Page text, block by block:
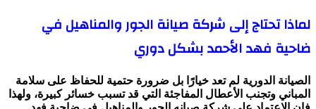
لماذا تحتاج إلى شركة صيانة الجور والمناهيل في
ضاحية فهد الأحمد بشكل دوري
الصيانة الدورية لم تعد خيارًا بل ضرورة حتمية للحفاظ على سلامة
المباني وتجنب الأعطال المفاجئة التي قد تسبب خسائر كبيرة، ولهذا